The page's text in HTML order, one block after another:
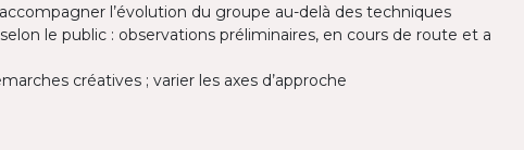
l’évolution du groupe au-delà des techniques
le public : observations préliminaires, en cours de route et a
créatives ; varier les axes d’approche